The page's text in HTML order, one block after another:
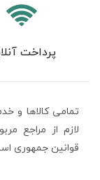
پرداخت
تمامی كالاها و
لازم از مراجع
قوانين جمهوری